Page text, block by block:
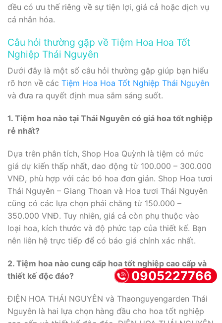
đều có ưu thế riêng về sự tiện lợi, giá cả hoặc dịch vụ
cá nhân hóa.
Câu hỏi thường gặp về Tiệm Hoa Hoa Tốt
Nghiệp Thái Nguyên
Dưới đây là một số câu hỏi thường gặp giúp bạn hiểu
rõ hơn về các Tiệm Hoa Hoa Tốt Nghiệp Thái Nguyên
và đưa ra quyết định mua sắm sáng suốt.
1. Tiệm hoa nào tại Thái Nguyên có giá hoa tốt nghiệp
rẻ nhất?
Dựa trên phân tích, Shop Hoa Quỳnh là tiệm có mức
giá dự kiến thấp nhất, dao động từ 100.000 – 300.000
VNĐ, phù hợp với các bó hoa đơn giản. Shop Hoa tươi
Thái Nguyên – Giang Thoan và Hoa tươi Thái Nguyên
cũng có các lựa chọn phải chăng từ 150.000 –
350.000 VNĐ. Tuy nhiên, giá cả còn phụ thuộc vào
loại hoa, kích thước và độ phức tạp của thiết kế. Bạn
nên liên hệ trực tiếp để có báo giá chính xác nhất.
2. Tiệm hoa nào cung cấp hoa tốt nghiệp cao cấp và
thiết kế độc đáo?
ĐIỆN HOA THÁI NGUYÊN và Thaonguyengarden Thái
Nguyên là hai lựa chọn hàng đầu cho hoa tốt nghiệp
0905227766